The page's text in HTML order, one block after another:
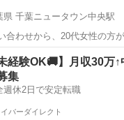
県 千葉ニュータウン中央駅
合わせから、20代女性の方
気軽に見学＆無料体験練習
こちらから https://
千葉ニュータウン中央駅
経験OK🚚】月収30万
集
週休2日で安定転職
イバーダイレクト